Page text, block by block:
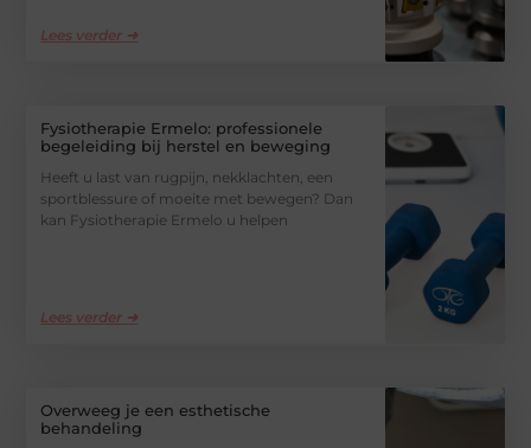
Lees verder ➜
Fysiotherapie Ermelo: professionele
begeleiding bij herstel en beweging
Heeft u last van rugpijn, nekklachten, een
sportblessure of moeite met bewegen? Dan
kan Fysiotherapie Ermelo u helpen
Lees verder ➜
Overweeg je een esthetische
behandeling